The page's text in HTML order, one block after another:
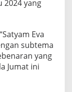
2024 yang
Eva
subtema
yang
Jumat ini